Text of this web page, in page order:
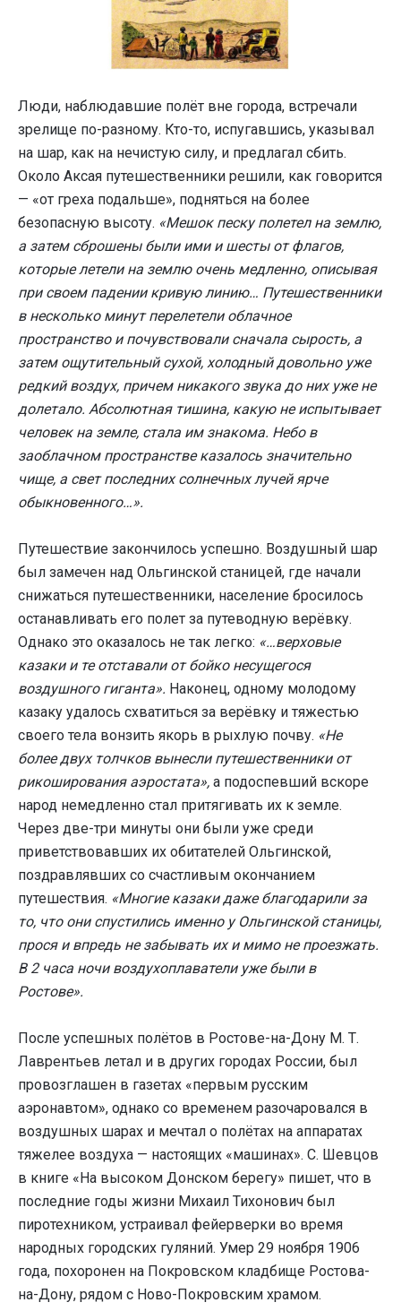
Люди, наблюдавшие полёт вне города, встречали
зрелище по-разному. Кто-то, испугавшись, указывал
на шар, как на нечистую силу, и предлагал сбить.
Около Аксая путешественники решили, как говорится
— «от греха подальше», подняться на более
безопасную высоту. «Мешок песку полетел на землю,
а затем сброшены были ими и шесты от флагов,
которые летели на землю очень медленно, описывая
при своем падении кривую линию… Путешественники
в несколько минут перелетели облачное
пространство и почувствовали сначала сырость, а
затем ощутительный сухой, холодный довольно уже
редкий воздух, причем никакого звука до них уже не
долетало. Абсолютная тишина, какую не испытывает
человек на земле, стала им знакома. Небо в
заоблачном пространстве казалось значительно
чище, а свет последних солнечных лучей ярче
обыкновенного…».
Путешествие закончилось успешно. Воздушный шар
был замечен над Ольгинской станицей, где начали
снижаться путешественники, население бросилось
останавливать его полет за путеводную верёвку.
Однако это оказалось не так легко: «…верховые
казаки и те отставали от бойко несущегося
воздушного гиганта». Наконец, одному молодому
казаку удалось схватиться за верёвку и тяжестью
своего тела вонзить якорь в рыхлую почву. «Не
более двух толчков вынесли путешественники от
рикоширования аэростата», а подоспевший вскоре
народ немедленно стал притягивать их к земле.
Через две-три минуты они были уже среди
приветствовавших их обитателей Ольгинской,
поздравлявших со счастливым окончанием
путешествия. «Многие казаки даже благодарили за
то, что они спустились именно у Ольгинской станицы,
прося и впредь не забывать их и мимо не проезжать.
В 2 часа ночи воздухоплаватели уже были в
Ростове».
После успешных полётов в Ростове-на-Дону М. Т.
Лаврентьев летал и в других городах России, был
провозглашен в газетах «первым русским
аэронавтом», однако со временем разочаровался в
воздушных шарах и мечтал о полётах на аппаратах
тяжелее воздуха — настоящих «машинах». С. Шевцов
в книге «На высоком Донском берегу» пишет, что в
последние годы жизни Михаил Тихонович был
пиротехником, устраивал фейерверки во время
народных городских гуляний. Умер 29 ноября 1906
года, похоронен на Покровском кладбище Ростова-
на-Дону, рядом с Ново-Покровским храмом.